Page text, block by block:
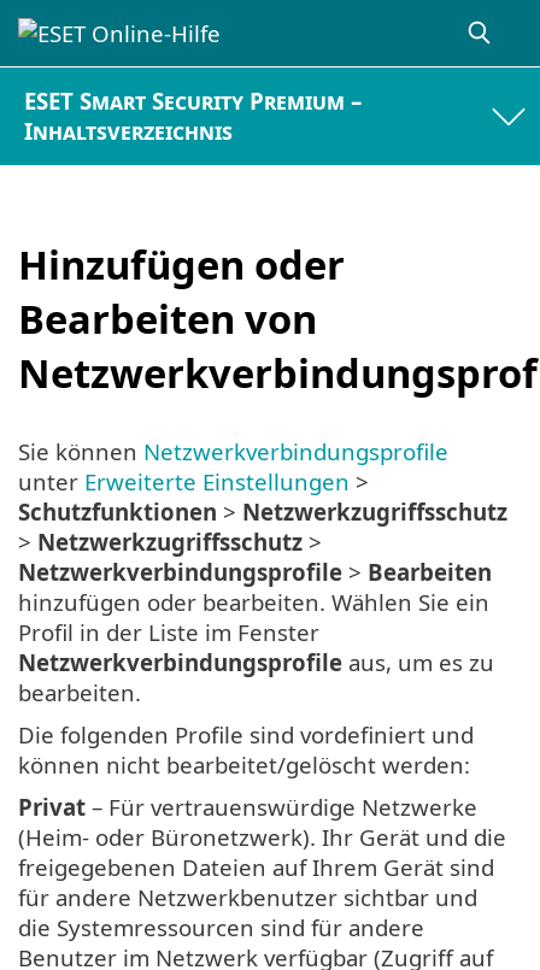
ESET Smart Security Premium –
Inhaltsverzeichnis
Hinzufügen oder
Bearbeiten von
Sie können Netzwerkverbindungsprofile
unter Erweiterte Einstellungen >
Schutzfunktionen > Netzwerkzugriffsschutz
> Netzwerkzugriffsschutz >
Netzwerkverbindungsprofile > Bearbeiten
hinzufügen oder bearbeiten. Wählen Sie ein
Profil in der Liste im Fenster
Netzwerkverbindungsprofile aus, um es zu
bearbeiten.
Die folgenden Profile sind vordefiniert und
können nicht bearbeitet/gelöscht werden:
Privat – Für vertrauenswürdige Netzwerke
(Heim- oder Büronetzwerk). Ihr Gerät und die
freigegebenen Dateien auf Ihrem Gerät sind
für andere Netzwerkbenutzer sichtbar und
die Systemressourcen sind für andere
Benutzer im Netzwerk verfügbar (Zugriff auf